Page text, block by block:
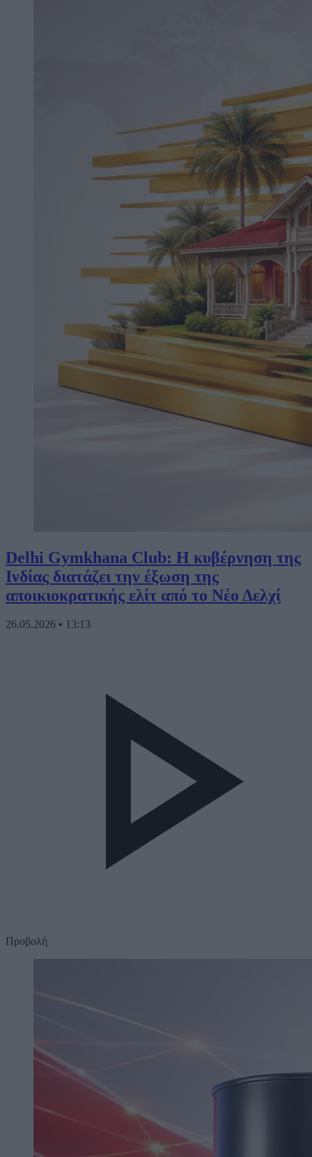
Delhi Gymkhana Club: Η κυβέρνηση της
Ινδίας διατάζει την έξωση της
αποικιοκρατικής ελίτ από το Νέο Δελχί
26.05.2026 • 13:13
Προβολή